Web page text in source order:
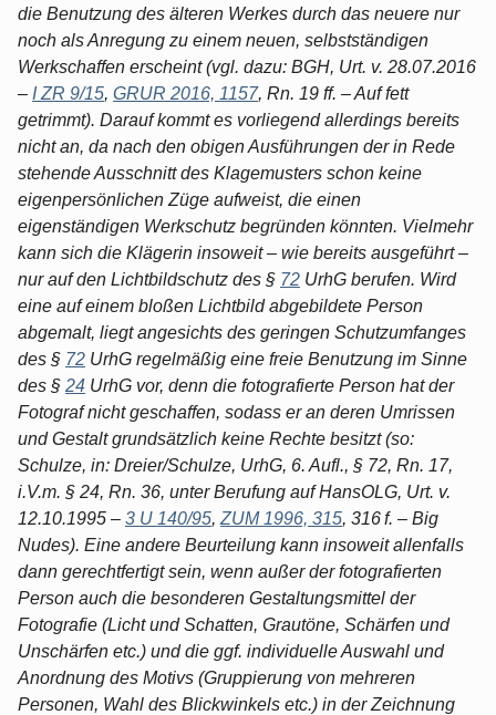
die Benutzung des älteren Werkes durch das neuere nur
noch als Anregung zu einem neuen, selbstständigen
Werkschaffen erscheint (vgl. dazu: BGH, Urt. v. 28.07.2016
– I ZR 9/15, GRUR 2016, 1157, Rn. 19 ff. – Auf fett
getrimmt). Darauf kommt es vorliegend allerdings bereits
nicht an, da nach den obigen Ausführungen der in Rede
stehende Ausschnitt des Klagemusters schon keine
eigenpersönlichen Züge aufweist, die einen
eigenständigen Werkschutz begründen könnten. Vielmehr
kann sich die Klägerin insoweit – wie bereits ausgeführt –
nur auf den Lichtbildschutz des § 72 UrhG berufen. Wird
eine auf einem bloßen Lichtbild abgebildete Person
abgemalt, liegt angesichts des geringen Schutzumfanges
des § 72 UrhG regelmäßig eine freie Benutzung im Sinne
des § 24 UrhG vor, denn die fotografierte Person hat der
Fotograf nicht geschaffen, sodass er an deren Umrissen
und Gestalt grundsätzlich keine Rechte besitzt (so:
Schulze, in: Dreier/Schulze, UrhG, 6. Aufl., § 72, Rn. 17,
i.V.m. § 24, Rn. 36, unter Berufung auf HansOLG, Urt. v.
12.10.1995 – 3 U 140/95, ZUM 1996, 315, 316 f. – Big
Nudes). Eine andere Beurteilung kann insoweit allenfalls
dann gerechtfertigt sein, wenn außer der fotografierten
Person auch die besonderen Gestaltungsmittel der
Fotografie (Licht und Schatten, Grautöne, Schärfen und
Unschärfen etc.) und die ggf. individuelle Auswahl und
Anordnung des Motivs (Gruppierung von mehreren
Personen, Wahl des Blickwinkels etc.) in der Zeichnung